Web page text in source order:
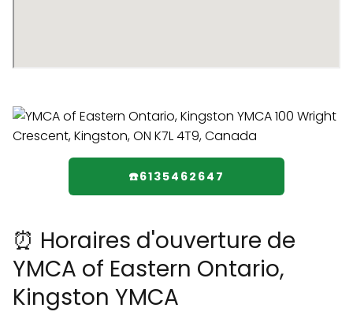
☎️6135462647
⏰ Horaires d'ouverture de
YMCA of Eastern Ontario,
Kingston YMCA